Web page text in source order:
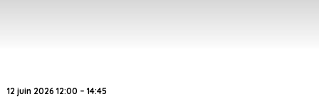
12 juin 2026 12:00 – 14:45